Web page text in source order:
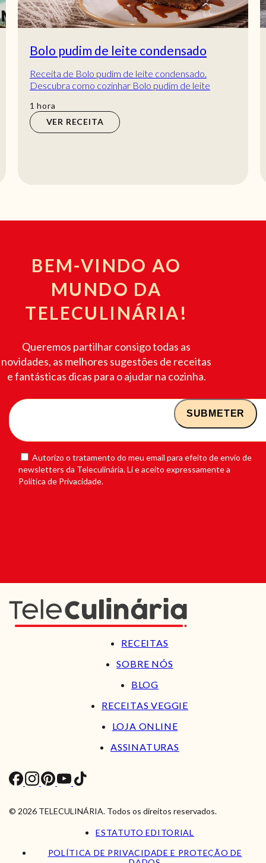
Bolo pudim de leite condensado
Receita de Bolo pudim de leite condensado.
Descubra como cozinhar Bolo pudim de leite
1 hora
hora
VER RECEITA
BEM-VINDO AO
MUNDO DA
TELECULINÁRIA!
Queremos partilhar consigo todas as
novidades, as melhores sugestões de receitas
e fantásticas dicas para o ajudar na cozinha.
Autorizo o tratamento do meu email para efeito de envio de
newsletters da Teleculinária. Li e aceito expressamente a
Política de Privacidade.
RECEITAS
SOBRE NÓS
BLOG
RECEITAS VEGGIE
LOJA ONLINE
ASSINATURAS
© 2026 TELECULINÁRIA. Todos os direitos reservados.
ESTATUTO EDITORIAL
POLÍTICA DE PRIVACIDADE E PROTEÇÃO DE